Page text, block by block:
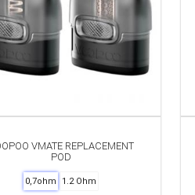
2 мл.
по 3 штуки.
характеристики:
E;
VMATE REPLACEMENT
POD
0,7ohm 1.2 Ohm